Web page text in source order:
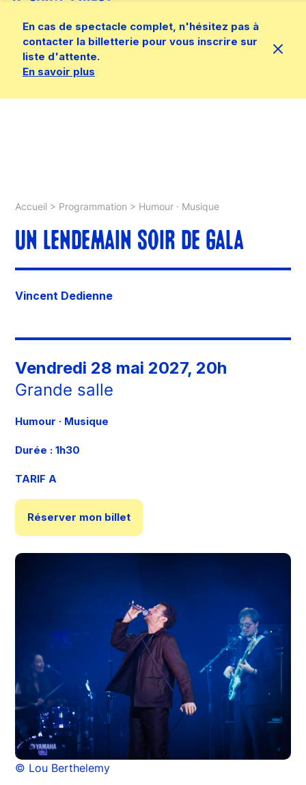
En cas de spectacle complet, n'hésitez pas à
contacter la billetterie pour vous inscrire sur
liste d'attente.
En savoir plus
Accueil > Programmation > Humour · Musique
​UN LENDEMAIN SOIR DE GALA
Vincent Dedienne
Vendredi 28 mai 2027, 20h
Grande salle
Humour · Musique
Durée : 1h30
TARIF A
Réserver mon billet
© Lou Berthelemy